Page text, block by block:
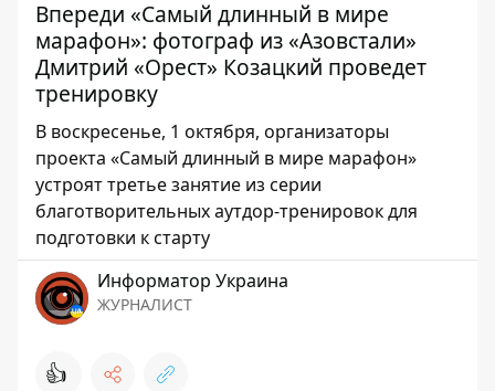
Впереди «Самый длинный в мире
марафон»: фотограф из «Азовстали»
Дмитрий «Орест» Козацкий проведет
тренировку
В воскресенье, 1 октября, организаторы
проекта «Самый длинный в мире марафон»
устроят третье занятие из серии
благотворительных аутдор-тренировок для
подготовки к старту
Информатор Украина
ЖУРНАЛИСТ
👍